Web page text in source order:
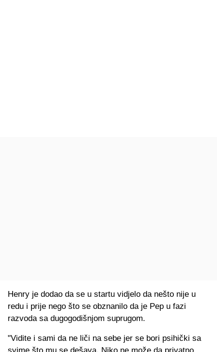
Henry je dodao da se u startu vidjelo da nešto nije u
redu i prije nego što se obznanilo da je Pep u fazi
razvoda sa dugogodišnjom suprugom.
"Vidite i sami da ne liči na sebe jer se bori psihički sa